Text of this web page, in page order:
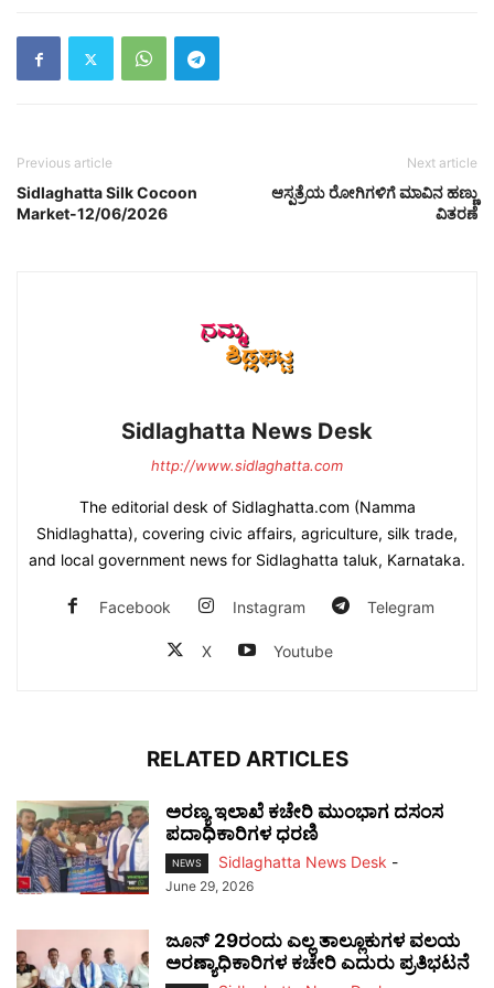
Previous article
Sidlaghatta Silk Cocoon
Market-12/06/2026
Next article
ಆಸ್ಪತ್ರೆಯ ರೋಗಿಗಳಿಗೆ ಮಾವಿನ ಹಣ್ಣು
ವಿತರಣೆ
Sidlaghatta News Desk
http://www.sidlaghatta.com
The editorial desk of Sidlaghatta.com (Namma
Shidlaghatta), covering civic affairs, agriculture, silk trade,
and local government news for Sidlaghatta taluk, Karnataka.
Facebook Instagram Telegram
X Youtube
RELATED ARTICLES
ಅರಣ್ಯ ಇಲಾಖೆ ಕಚೇರಿ ಮುಂಭಾಗ ದಸಂಸ
ಪದಾಧಿಕಾರಿಗಳ ಧರಣಿ
NEWS Sidlaghatta News Desk -
June 29, 2026
ಜೂನ್ 29ರಂದು ಎಲ್ಲ ತಾಲ್ಲೂಕುಗಳ ವಲಯ
ಅರಣ್ಯಾಧಿಕಾರಿಗಳ ಕಚೇರಿ ಎದುರು ಪ್ರತಿಭಟನೆ